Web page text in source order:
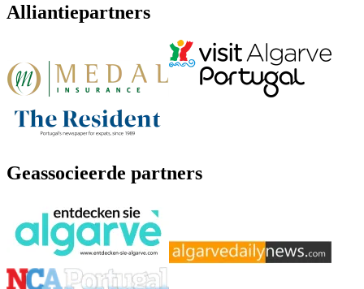
Alliantiepartners
Geassocieerde partners